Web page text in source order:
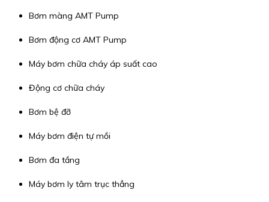
Bơm màng AMT Pump
Bơm động cơ AMT Pump
Máy bơm chữa cháy áp suất cao
Động cơ chữa cháy
Bơm bệ đỡ
Máy bơm điện tự mồi
Bơm đa tầng
Máy bơm ly tâm trục thẳng